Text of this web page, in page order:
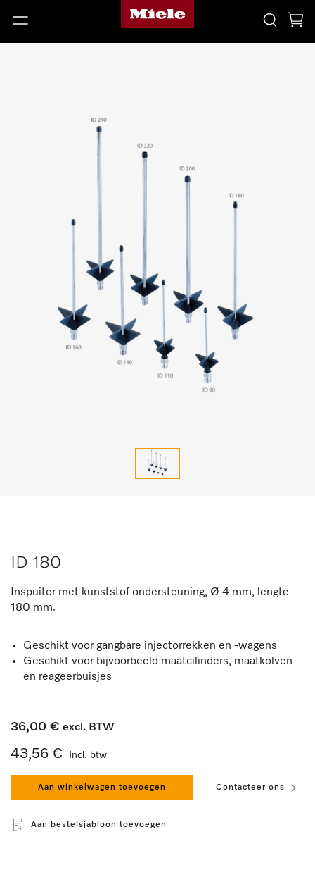
ID 180
Inspuiter met kunststof ondersteuning, Ø 4 mm, lengte
180 mm.
Geschikt voor gangbare injectorrekken en -wagens
Geschikt voor bijvoorbeeld maatcilinders, maatkolven
en reageerbuisjes
36,00 € excl. BTW
43,56 € Incl. btw
Aan winkelwagen toevoegen Contacteer ons
Aan bestelsjabloon toevoegen